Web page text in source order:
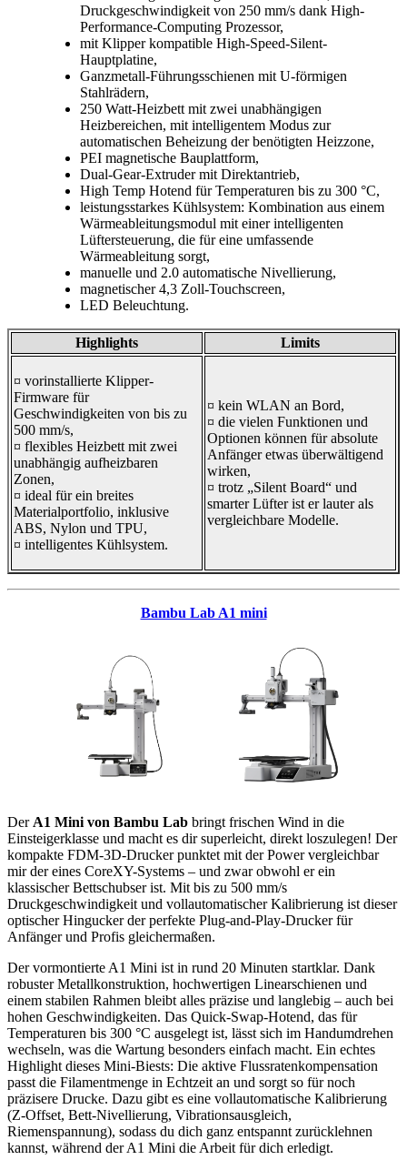
Druckgeschwindigkeit von 250 mm/s dank High-
Performance-Computing Prozessor,
mit Klipper kompatible High-Speed-Silent-
Hauptplatine,
Ganzmetall-Führungsschienen mit U-förmigen
Stahlrädern,
250 Watt-Heizbett mit zwei unabhängigen
Heizbereichen, mit intelligentem Modus zur
automatischen Beheizung der benötigten Heizzone,
PEI magnetische Bauplattform,
Dual-Gear-Extruder mit Direktantrieb,
High Temp Hotend für Temperaturen bis zu 300 °C,
leistungsstarkes Kühlsystem: Kombination aus einem
Wärmeableitungsmodul mit einer intelligenten
Lüftersteuerung, die für eine umfassende
Wärmeableitung sorgt,
manuelle und 2.0 automatische Nivellierung,
magnetischer 4,3 Zoll-Touchscreen,
LED Beleuchtung.
Highlights Limits
¤ vorinstallierte Klipper-
Firmware für
Geschwindigkeiten von bis zu
500 mm/s,
¤ flexibles Heizbett mit zwei
unabhängig aufheizbaren
Zonen,
¤ ideal für ein breites
Materialportfolio, inklusive
ABS, Nylon und TPU,
¤ intelligentes Kühlsystem.
¤ kein WLAN an Bord,
¤ die vielen Funktionen und
Optionen können für absolute
Anfänger etwas überwältigend
wirken,
¤ trotz „Silent Board“ und
smarter Lüfter ist er lauter als
vergleichbare Modelle.
Bambu Lab A1 mini
Der A1 Mini von Bambu Lab bringt frischen Wind in die
Einsteigerklasse und macht es dir superleicht, direkt loszulegen! Der
kompakte FDM-3D-Drucker punktet mit der Power vergleichbar
mir der eines CoreXY-Systems – und zwar obwohl er ein
klassischer Bettschubser ist. Mit bis zu 500 mm/s
Druckgeschwindigkeit und vollautomatischer Kalibrierung ist dieser
optischer Hingucker der perfekte Plug-and-Play-Drucker für
Anfänger und Profis gleichermaßen.
Der vormontierte A1 Mini ist in rund 20 Minuten startklar. Dank
robuster Metallkonstruktion, hochwertigen Linearschienen und
einem stabilen Rahmen bleibt alles präzise und langlebig – auch bei
hohen Geschwindigkeiten. Das Quick-Swap-Hotend, das für
Temperaturen bis 300 °C ausgelegt ist, lässt sich im Handumdrehen
wechseln, was die Wartung besonders einfach macht. Ein echtes
Highlight dieses Mini-Biests: Die aktive Flussratenkompensation
passt die Filamentmenge in Echtzeit an und sorgt so für noch
präzisere Drucke. Dazu gibt es eine vollautomatische Kalibrierung
(Z-Offset, Bett-Nivellierung, Vibrationsausgleich,
Riemenspannung), sodass du dich ganz entspannt zurücklehnen
kannst, während der A1 Mini die Arbeit für dich erledigt.